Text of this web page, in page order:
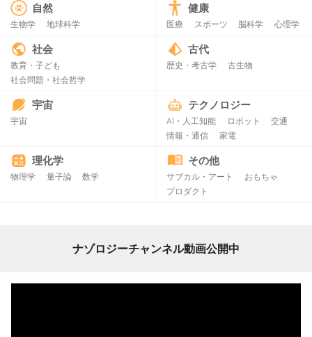
自然
生物学 地球科学
健康
医療 スポーツ 脳科学 心理学
社会
教育・子ども
社会問題・社会哲学
古代
歴史・考古学 古生物
宇宙
宇宙
テクノロジー
AI・人工知能 ロボット
交通
情報・通信
家電
理化学
物理学 量子論 数学
その他
サブカル・アート
おもちゃ
プロダクト
ナゾロジーチャンネル動画公開中